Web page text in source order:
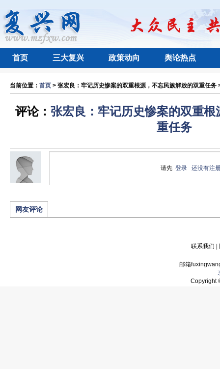
首页 三大复兴 政策动向 舆论热点
当前位置： 首页 > 张宏良：牢记历史惨案的双重根源，不忘民族解放的双重任务
评论： 张宏良：牢记历史惨案的双重
重任务
请先登录 还没有注
网友评论
联系我们
邮箱
Copyright